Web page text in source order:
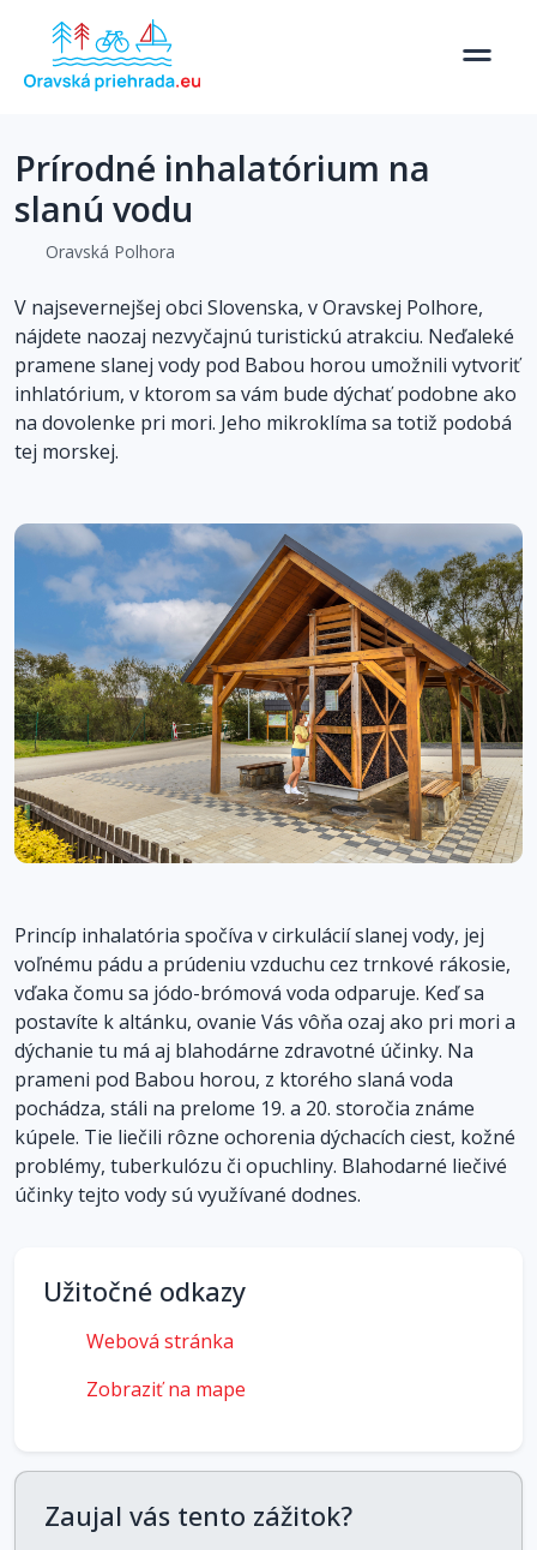
Prírodné inhalatórium na
slanú vodu
Oravská Polhora
V najsevernejšej obci Slovenska, v Oravskej Polhore,
nájdete naozaj nezvyčajnú turistickú atrakciu. Neďaleké
pramene slanej vody pod Babou horou umožnili vytvoriť
inhlatórium, v ktorom sa vám bude dýchať podobne ako
na dovolenke pri mori. Jeho mikroklíma sa totiž podobá
tej morskej.
Princíp inhalatória spočíva v cirkulácií slanej vody, jej
voľnému pádu a prúdeniu vzduchu cez trnkové rákosie,
vďaka čomu sa jódo-brómová voda odparuje. Keď sa
postavíte k altánku, ovanie Vás vôňa ozaj ako pri mori a
dýchanie tu má aj blahodárne zdravotné účinky. Na
prameni pod Babou horou, z ktorého slaná voda
pochádza, stáli na prelome 19. a 20. storočia známe
kúpele. Tie liečili rôzne ochorenia dýchacích ciest, kožné
problémy, tuberkulózu či opuchliny. Blahodarné liečivé
účinky tejto vody sú využívané dodnes.
Užitočné odkazy
Webová stránka
Zobraziť na mape
Zaujal vás tento zážitok?